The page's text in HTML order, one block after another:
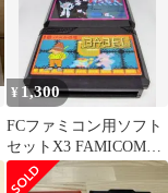
¥ 1,300
FCファミコン用ソフト
セットX3 FAMICOM
GAMES X3 NAMCO